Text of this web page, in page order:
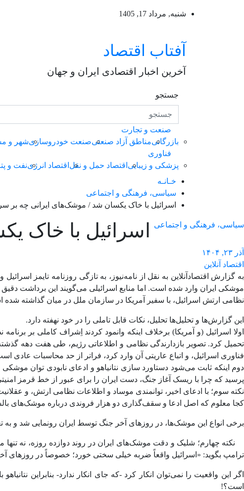
شنبه, مرداد 17, 1405
آفتاب اقتصاد
آخرین اخبار اقتصادی ایران و جهان
جستجو
صنعت و تجارت
بازرگانیمناطق آزاد صنعتیصنعت خودروسازیشهر و
فناوری
پزشکی و زیبایی اقتصاد حمل و نقل اقتصاد انرژینفت و
خـانـه
سیاسی، فرهنگی و اجتماعی
اسرائیل با خاک یکسان شد / موشک‌های ایرانی چه بر سر
سیاسی، فرهنگی و اجتماعی اسرائیل با خاک
آذر ۲۳, ۱۴۰۴
اقتصاد آنلاین
موشکی ایران وارد شده است. اما منابع اسرائیلی می‌گویند این برداشت
نظامی ارتش اسرائیل، با سفیر آمریکا در سازمان ملل در میان گذاشته
این گزارش‌ها و تحلیل‌ها تحلیل‌، نکات قابل تاملی را در خود نهفته دارد.
اولا اسرائیل (و آمریکا) برخلاف اینکه وانمود کردند اِشراف کاملی بر
تحمیل کرد. تصویر بازدارندگی نظامی و اطلاعاتی رژیم، طی هفت دهه
فناوری اسرائیل، و اتباع عاریتی آن وارد کرد، فراتر از حد محاسبات عادی
دوم اینکه ثابت می‌شود دستاورد سازی نتانیاهو و ادعای نابودی توان موشکی
پرسید که چرا با ریسک آغاز جنگ، دست ایران را برای عبور از خط قرمز امنیتی ۷۷ساله اسرائیل و زدن ضربات عمیق راهبردی
نکته سوم؛ با ادعای اخیر، توانمندی موساد و اطلاعات نظامی ارتش، و
کجا معلوم که اصل ادعا و سقف‌گذاری دو هزار فروندی درباره موشک‌های
برخی انواع این موشک‌ها، در روزهای آخر جنگ توسط ایران رونمایی شد و به
نکته چهارم؛ شلیک و دقت موشک‌های ایران در روند دوازده روزه، نه
ترامپ بگوید: «اسرائیل واقعاً ضربه خیلی سختی خورد؛ خصوصاً در روزهای
اگر این واقعیت را نمی‌توان انکار کرد -که جای انکار ندارد- بنابراین
است؟!